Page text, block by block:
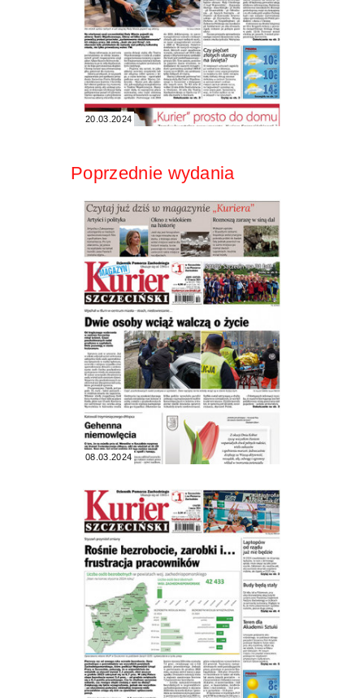
20.03.2024
Poprzednie wydania
08.03.2024